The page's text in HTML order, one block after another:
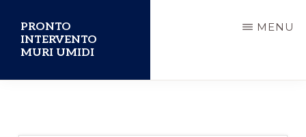
contenuto
principale
PRONTO
INTERVENTO
MURI UMIDI
MENU